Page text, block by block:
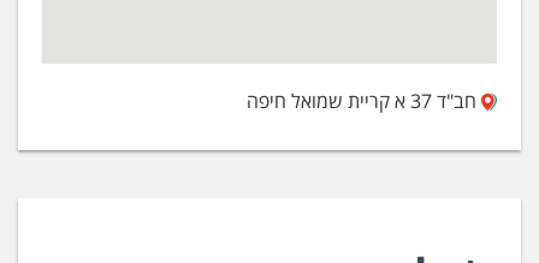
חב"ד 37 א קריית שמואל חיפה